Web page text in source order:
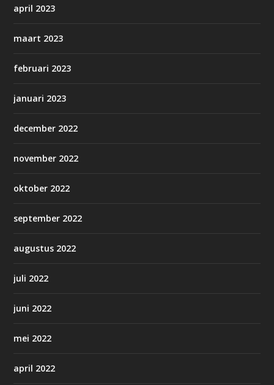
april 2023
maart 2023
februari 2023
januari 2023
december 2022
november 2022
oktober 2022
september 2022
augustus 2022
juli 2022
juni 2022
mei 2022
april 2022